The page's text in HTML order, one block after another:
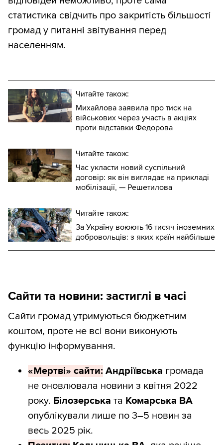
статистика свідчить про закритість більшості
громад у питанні звітування перед
населенням.
Читайте також:
Михайлова заявила про тиск на
військових через участь в акціях
проти відставки Федорова
Читайте також:
Час укласти новий суспільний
договір: як він виглядає на прикладі
мобілізації, — Решетилова
Читайте також:
За Україну воюють 16 тисяч іноземних
добровольців: з яких країн найбільше
Сайти та новини: застиглі в часі
Сайти громад утримуються бюджетним
коштом, проте не всі вони виконують
функцію інформування.
«Мертві» сайти: Андріївська громада
не оновлювала новини з квітня 2022
року. Білозерська та Комарська ВА
опублікували лише по 3–5 новин за
весь 2025 рік.